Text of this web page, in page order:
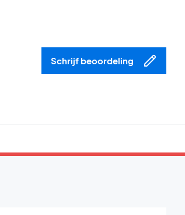
Schrijf beoordeling